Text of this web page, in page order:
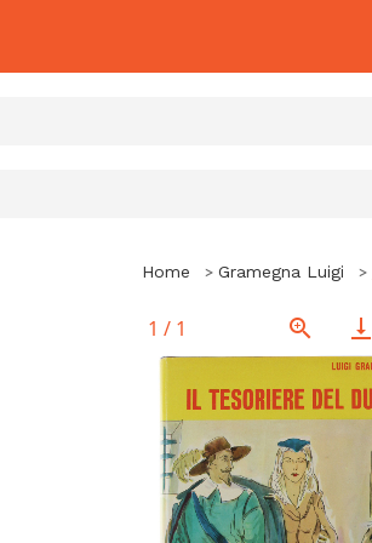
Home Gramegna Luigi
1 / 1